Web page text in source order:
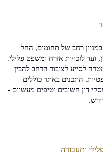
רחב של תחומים, החל
ועד לזכויות אזרח ומשפט פלילי.
לסייע לציבור הרחב להבין
התכנים באתר כוללים
דין חשובים וטיפים מעשיים -
פלילי ותעבורה